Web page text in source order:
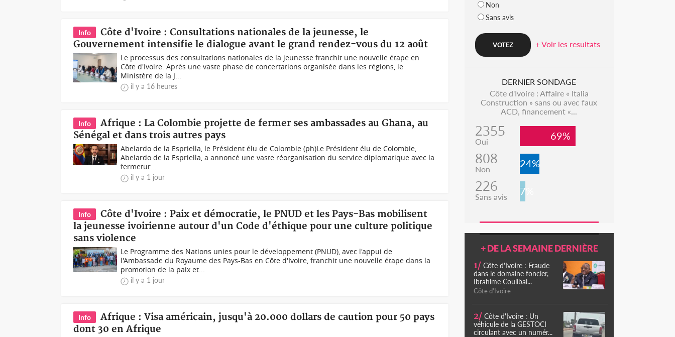
Info
Côte d'Ivoire : Consultations nationales de la jeunesse, le
Gouvernement intensifie le dialogue avant le grand rendez-vous du 12 août
Le processus des consultations nationales de la jeunesse franchit une nouvelle étape en
Côte d'Ivoire. Après une vaste phase de concertations organisée dans les régions, le
Ministère de la J...
il y a 16 heures
Info
Afrique : La Colombie projette de fermer ses ambassades au Ghana, au
Sénégal et dans trois autres pays
Abelardo de la Espriella, le Président élu de Colombie (ph)Le Président élu de Colombie,
Abelardo de la Espriella, a annoncé une vaste réorganisation du service diplomatique avec la
fermetur...
il y a 1 jour
Info
Côte d'Ivoire : Paix et démocratie, le PNUD et les Pays-Bas mobilisent
la jeunesse ivoirienne autour d'un Code d'éthique pour une culture politique
sans violence
Le Programme des Nations unies pour le développement (PNUD), avec l'appui de
l'Ambassade du Royaume des Pays-Bas en Côte d'Ivoire, franchit une nouvelle étape dans la
promotion de la paix et...
il y a 1 jour
Info
Afrique : Visa américain, jusqu'à 20.000 dollars de caution pour 50 pays
dont 30 en Afrique
Non
Sans avis
+ Voir les resultats
DERNIER SONDAGE
Côte d'Ivoire : Affaire « Italia
Construction » sans ou avec faux
ACD, financement «...
2355
Oui 69%
808
Non 24%
226
Sans avis 7%
+ DE LA SEMAINE DERNIÈRE
1/ Côte d'Ivoire : Fraude
dans le domaine foncier,
Ibrahime Coulibal...
Côte d'Ivoire
2/ Côte d'Ivoire : Un
véhicule de la GESTOCI
circulant avec un numér...